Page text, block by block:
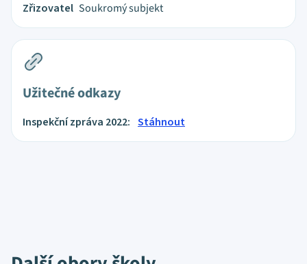
Zřizovatel Soukromý subjekt
Užitečné odkazy
Inspekční zpráva 2022: Stáhnout